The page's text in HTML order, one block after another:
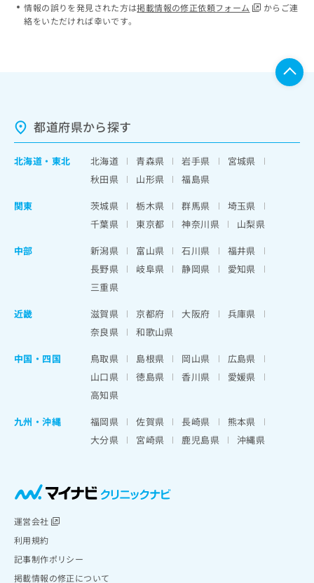
情報の誤りを発見された方は掲載情報の修正依頼フォーム
からご連
絡をいただければ幸いです。
都道府県から探す
北海道 ・ 東北 北海道 青森県 岩手県
宮城県
秋田県
山形県
福島県
関東
茨城県 栃木県 群馬県
埼玉県
千葉県
東京都 神奈川県
山梨県
中部
新潟県 富山県 石川県
福井県
長野県
岐阜県 静岡県
愛知県
三重県
近畿
滋賀県 京都府 大阪府
兵庫県
奈良県
和歌山県
中国・四国
鳥取県 島根県 岡山県
広島県
山口県
徳島県 香川県
愛媛県
高知県
九州・沖縄
福岡県 佐賀県 長崎県
熊本県
大分県
宮崎県 鹿児島県 沖縄県
運営会社
利用規約
記事制作ポリシー
掲載情報の修正について